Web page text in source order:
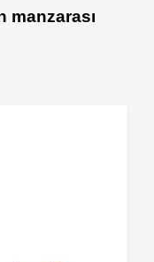
manzarası